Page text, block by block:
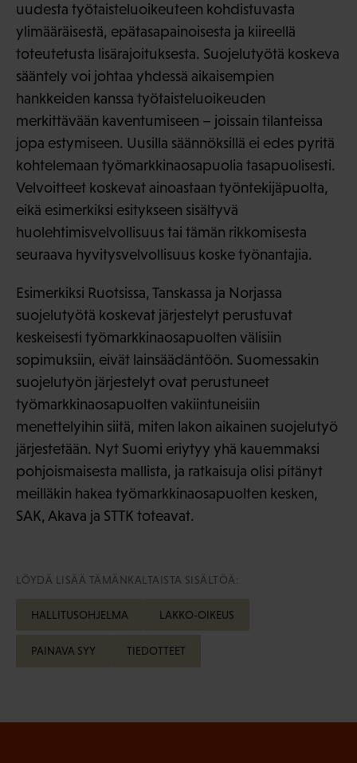
uudesta työtaisteluoikeuteen kohdistuvasta
ylimääräisestä, epätasapainoisesta ja kiireellä
toteutetusta lisärajoituksesta. Suojelutyötä koskeva
sääntely voi johtaa yhdessä aikaisempien
hankkeiden kanssa työtaisteluoikeuden
merkittävään kaventumiseen – joissain tilanteissa
jopa estymiseen. Uusilla säännöksillä ei edes pyritä
kohtelemaan työmarkkinaosapuolia tasapuolisesti.
Velvoitteet koskevat ainoastaan työntekijäpuolta,
eikä esimerkiksi esitykseen sisältyvä
huolehtimisvelvollisuus tai tämän rikkomisesta
seuraava hyvitysvelvollisuus koske työnantajia.
Esimerkiksi Ruotsissa, Tanskassa ja Norjassa
suojelutyötä koskevat järjestelyt perustuvat
keskeisesti työmarkkinaosapuolten välisiin
sopimuksiin, eivät lainsäädäntöön. Suomessakin
suojelutyön järjestelyt ovat perustuneet
työmarkkinaosapuolten vakiintuneisiin
menettelyihin siitä, miten lakon aikainen suojelutyö
järjestetään. Nyt Suomi eriytyy yhä kauemmaksi
pohjoismaisesta mallista, ja ratkaisuja olisi pitänyt
meilläkin hakea työmarkkinaosapuolten kesken,
SAK, Akava ja STTK toteavat.
LÖYDÄ LISÄÄ TÄMÄNKALTAISTA SISÄLTÖÄ:
HALLITUSOHJELMA LAKKO-OIKEUS
PAINAVA SYY TIEDOTTEET